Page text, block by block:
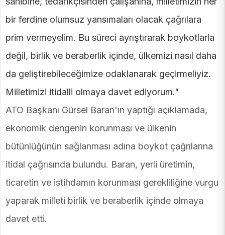
bir ferdine olumsuz yansımaları olacak çağrılara
prim vermeyelim. Bu süreci ayrıştırarak boykotlarla
değil, birlik ve beraberlik içinde, ülkemizi nasıl daha
da geliştirebileceğimize odaklanarak geçirmeliyiz.
Milletimizi itidalli olmaya davet ediyorum."
ATO Başkanı Gürsel Baran'ın yaptığı açıklamada,
ekonomik dengenin korunması ve ülkenin
bütünlüğünün sağlanması adına boykot çağrılarına
itidal çağrısında bulundu. Baran, yerli üretimin,
ticaretin ve istihdamın korunması gerekliliğine vurgu
yaparak milleti birlik ve beraberlik içinde olmaya
davet etti.